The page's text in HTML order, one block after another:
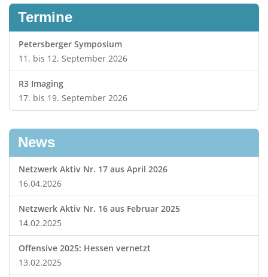
Termine
Petersberger Symposium
11. bis 12. September 2026
R3 Imaging
17. bis 19. September 2026
News
Netzwerk Aktiv Nr. 17 aus April 2026
16.04.2026
Netzwerk Aktiv Nr. 16 aus Februar 2025
14.02.2025
Offensive 2025: Hessen vernetzt
13.02.2025